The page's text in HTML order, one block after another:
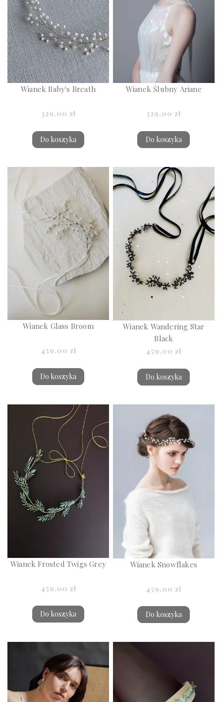
Wianek Baby's Breath
329,00 zł
Do koszyka
Wianek Ślubny Ariane
329,00 zł
Do koszyka
Wianek Glass Broom
459,00 zł
Do koszyka
Wianek Wandering Star
Black
459,00 zł
Do koszyka
Wianek Frosted Twigs Grey
459,00 zł
Do koszyka
Wianek Snowflakes
459,00 zł
Do koszyka